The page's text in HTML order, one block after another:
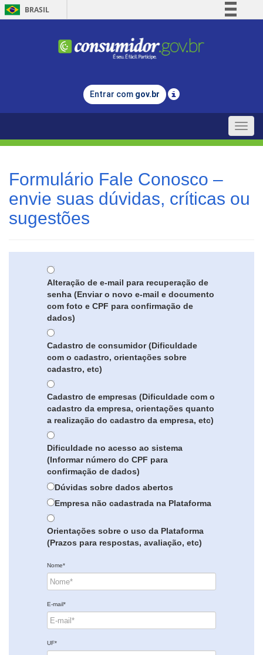
BRASIL
Comunica BR
Legislação
Entrar com gov.br
Toggle
Formulário Fale Conosco –
envie suas dúvidas, críticas ou
sugestões
Alteração de e-mail para recuperação de
senha (Enviar o novo e-mail e documento
com foto e CPF para confirmação de
dados)
Cadastro de consumidor (Dificuldade
com o cadastro, orientações sobre
cadastro, etc)
Cadastro de empresas (Dificuldade com o
cadastro da empresa, orientações quanto
a realização do cadastro da empresa, etc)
Dificuldade no acesso ao sistema
(Informar número do CPF para
confirmação de dados)
Dúvidas sobre dados abertos
Empresa não cadastrada na Plataforma
Orientações sobre o uso da Plataforma
(Prazos para respostas, avaliação, etc)
Nome*
E-mail*
UF*